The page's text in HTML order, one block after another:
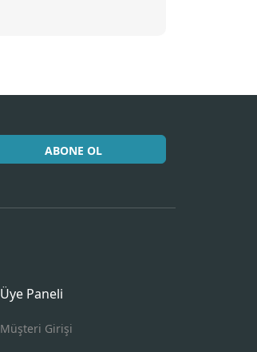
ABONE OL
Üye Paneli
Müşteri Girişi